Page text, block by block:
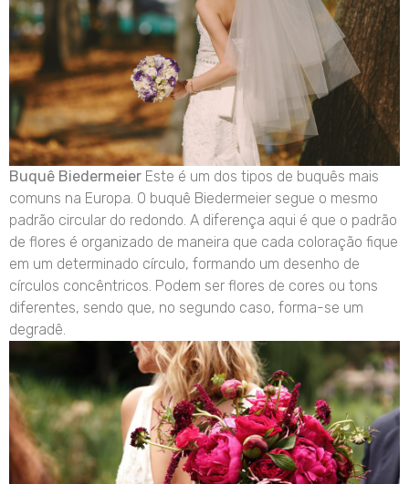
Buquê Biedermeier Este é um dos tipos de buquês mais
comuns na Europa. O buquê Biedermeier segue o mesmo
padrão circular do redondo. A diferença aqui é que o padrão
de flores é organizado de maneira que cada coloração fique
em um determinado círculo, formando um desenho de
círculos concêntricos. Podem ser flores de cores ou tons
diferentes, sendo que, no segundo caso, forma-se um
degradê.